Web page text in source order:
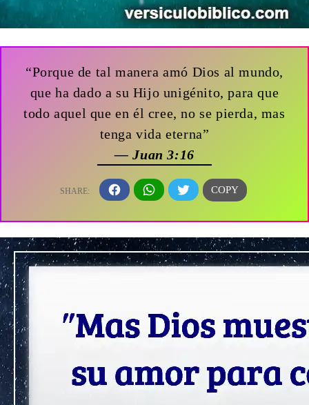
“Porque de tal manera amó Dios al mundo,
que ha dado a su Hijo unigénito, para que
todo aquel que en él cree, no se pierda, mas
tenga vida eterna”
— Juan 3:16